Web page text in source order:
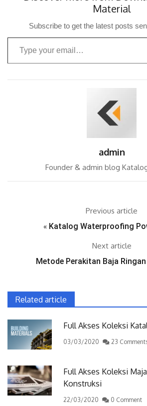
Material
Subscribe to get the latest posts
Type your email…
admin
Founder & admin blog
Previous article
« Katalog Waterproofing
Next article
Metode Perakitan Baja
Related article
Full Akses Koleksi
03/03/2020 23
Full Akses Koleksi
Konstruksi
22/03/2020 0 Comment